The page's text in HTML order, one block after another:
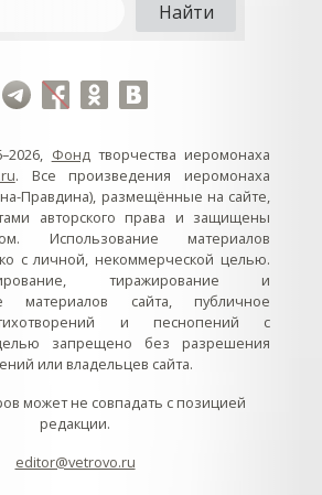
Фондтворчества иеромонаха
. Все произведения иеромонаха
Правдина), размещённые на сайте,
авторского права и защищены
Использование материалов
с личной, некоммерческой целью.
тиражирование и
материалов сайта, публичное
и песнопений с
запрещено без разрешения
или владельцев сайта.
может не совпадать с позицией
редакции.
editor@vetrovo.ru